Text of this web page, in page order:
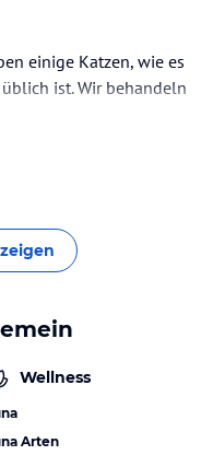
einige Katzen, wie es
ist. Wir behandeln
uns darum, dass sie
Wellness
Arten